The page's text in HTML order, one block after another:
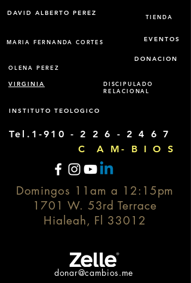
DAVID ALBERTO PEREZ
MARIA FERNANDA CORTES
TIENDA
EVENTOS
DONACION
OLENA PEREZ
VIRGINIA
DISCIPULADO
RELACIONAL
INSTITUTO TEOLOGICO
Tel.1-910 - 2 2 6 - 2 4 6 7
C A M- B I O S
Domingos 11am a 12:15pm
1701 W. 53rd Terrace
Hialeah, Fl 33012
donar@cambios.me